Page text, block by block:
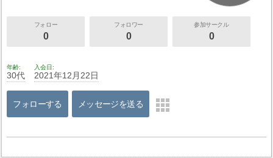
フォロー
0
フォロワー
0
参加サークル
0
年齢
30代
入会日
2021年12月22日
フォローする メッセージを送る